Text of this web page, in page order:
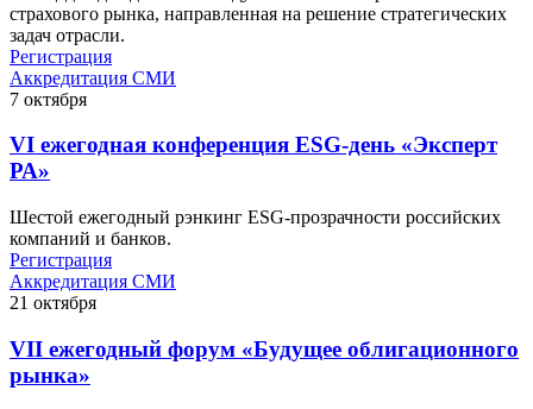
страхового рынка, направленная на решение стратегических
задач отрасли.
Регистрация
Аккредитация СМИ
7 октября
VI ежегодная конференция ESG-день «Эксперт
РА»
Шестой ежегодный рэнкинг ESG-прозрачности российских
компаний и банков.
Регистрация
Аккредитация СМИ
21 октября
VII ежегодный форум «Будущее облигационного
рынка»